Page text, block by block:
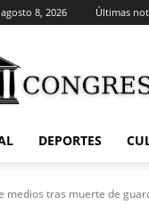
8, 2026 Últimas
DEPORTES
medios tras muerte de